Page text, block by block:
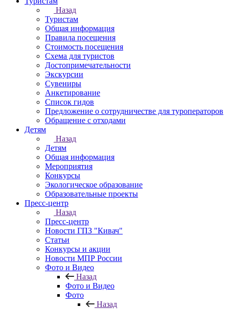
Назад
Туристам
Общая информация
Правила посещения
Стоимость посещения
Схема для туристов
Достопримечательности
Экскурсии
Сувениры
Анкетирование
Список гидов
Предложение о сотрудничестве для туроператоров
Обращение с отходами
Детям
Назад
Детям
Общая информация
Мероприятия
Конкурсы
Экологическое образование
Образовательные проекты
Пресс-центр
Назад
Пресс-центр
Новости ГПЗ "Кивач"
Статьи
Конкурсы и акции
Новости МПР России
Фото и Видео
Назад
Фото и Видео
Фото
Назад